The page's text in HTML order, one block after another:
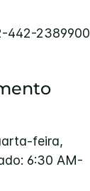
442-2389900
feira,
6:30 AM-